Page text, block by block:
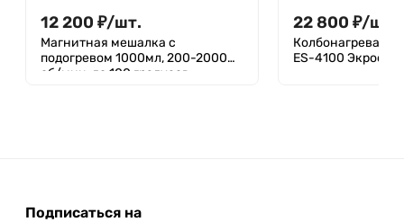
12 200 ₽/шт.
Магнитная мешалка с
подогревом 1000мл, 200-2000
об/мин, до 100 градусов,
22 800 ₽/шт.
ES-4100 Экрос,
Подписаться на